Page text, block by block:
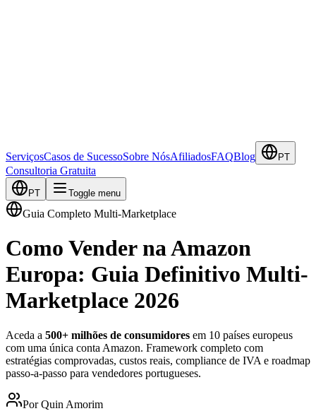
ServiçosCasos de SucessoSobre NósAfiliadosFAQBlog PT
Consultoria Gratuita
PT Toggle menu
Guia Completo Multi-Marketplace
Como Vender na Amazon
Europa: Guia Definitivo Multi-
Marketplace 2026
Aceda a 500+ milhões de consumidores em 10 países europeus
com uma única conta Amazon. Framework completo com
estratégias comprovadas, custos reais, compliance de IVA e roadmap
passo-a-passo para vendedores portugueses.
Por Quin Amorim